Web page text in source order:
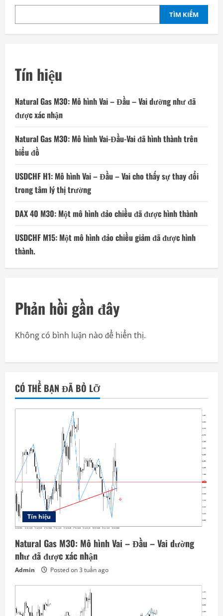
TÌM KIẾM
Tín hiệu
Natural Gas M30: Mô hình Vai – Đầu – Vai dường như đã
được xác nhận
Natural Gas M30: Mô hình Vai-Đầu-Vai đã hình thành trên
biểu đồ
USDCHF H1: Mô hình Vai – Đầu – Vai cho thấy sự thay đổi
trong tâm lý thị trường
DAX 40 M30: Một mô hình đảo chiều đã được hình thành
USDCHF M15: Một mô hình đảo chiều giảm đã được hình
thành.
Phản hồi gần đây
Không có bình luận nào để hiển thị.
CÓ THỂ BẠN ĐÃ BỎ LỠ
Tín hiệu
Natural Gas M30: Mô hình Vai – Đầu – Vai dường
như đã được xác nhận
Admin Posted on 3 tuần ago